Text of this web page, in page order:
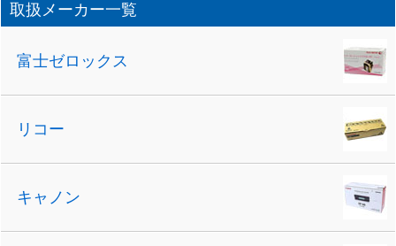
取扱メーカー一覧
富士ゼロックス
リコー
キャノン